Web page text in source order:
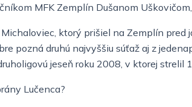
MFK Zemplín Dušanom
ktorý prišiel na Zemplín
pozná druhú najvyššiu súťaž aj z
jeseň roku 2008, v ktorej
Lučenca?